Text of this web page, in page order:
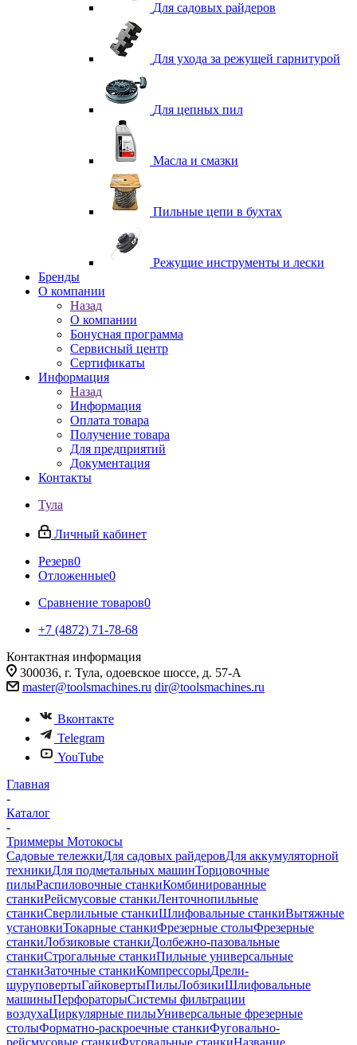
Для садовых райдеров
Для ухода за режущей гарнитурой
Для цепных пил
Масла и смазки
Пильные цепи в бухтах
Режущие инструменты и лески
Бренды
О компании
Назад
О компании
Бонусная программа
Сервисный центр
Сертификаты
Информация
Назад
Информация
Оплата товара
Получение товара
Для предприятий
Документация
Контакты
Тула
Личный кабинет
Резерв0
Отложенные0
Сравнение товаров0
+7 (4872) 71-78-68
Контактная информация
300036, г. Тула, одоевское шоссе, д. 57-А
master@toolsmachines.ru dir@toolsmachines.ru
Вконтакте
Telegram
YouTube
Главная
-
Каталог
-
Триммеры Мотокосы
Садовые тележкиДля садовых райдеровДля аккумуляторной
техникиДля подметальных машинТорцовочные
пилыРаспиловочные станкиКомбинированные
станкиРейсмусовые станкиЛенточнопильные
станкиСверлильные станкиШлифовальные станкиВытяжные
установкиТокарные станкиФрезерные столыФрезерные
станкиЛобзиковые станкиДолбежно-пазовальные
станкиСтрогальные станкиПильные универсальные
станкиЗаточные станкиКомпрессорыДрели-
шуруповертыГайковертыПилыЛобзикиШлифовальные
машиныПерфораторыСистемы фильтрации
воздухаЦиркулярные пилыУниверсальные фрезерные
столыФорматно-раскроечные станкиФуговально-
рейсмусовые станкиФуговальные станкиНазвание